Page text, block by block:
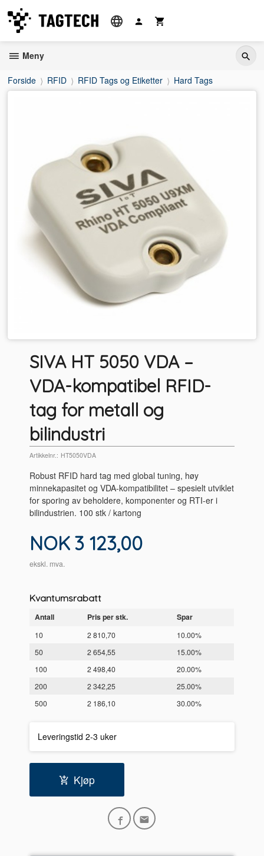
innholdet
Meny
Forside RFID RFID Tags og Etiketter Hard Tags
SIVA HT 5050 VDA –
VDA-kompatibel RFID-
tag for metall og
bilindustri
Artikkelnr.: HT5050VDA
Robust RFID hard tag med global tuning, høy
minnekapasitet og VDA-kompatibilitet – spesielt utviklet
for sporing av beholdere, komponenter og RTI-er i
bilindustrien. 100 stk / kartong
Pris
NOK 3 123,00
ekskl. mva.
Kvantumsrabatt
Antall Pris per stk. Spar
10 2 810,70
10.00%
50
2 654,55
15.00%
100
2 498,40
20.00%
200
2 342,25
25.00%
500
2 186,10 30.00%
Leveringstid 2-3 uker
Kjøp